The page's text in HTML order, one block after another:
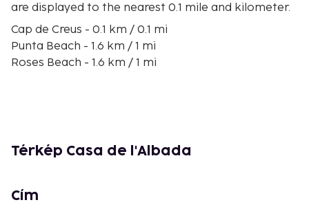
are displayed to the nearest 0.1 mile and kilometer.
Cap de Creus - 0.1 km / 0.1 mi
Punta Beach - 1.6 km / 1 mi
Roses Beach - 1.6 km / 1 mi
Roses Citadel - 2.5 km / 1.6 mi
Platja de Sant Margarida - 3.5 km / 2.2 mi
Castillo de la Trinidad - 4 km / 2.5 mi
Térkép Casa de l'Albada
Cím